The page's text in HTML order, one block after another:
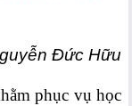
Đức Hữu
phục vụ học